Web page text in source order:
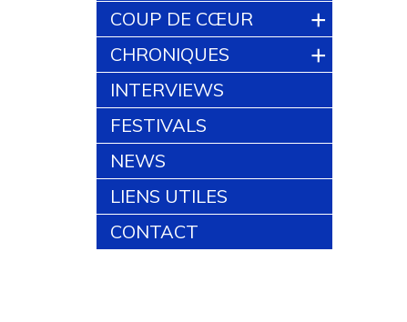
COUP DE CŒUR +
CHRONIQUES +
INTERVIEWS
FESTIVALS
NEWS
LIENS UTILES
CONTACT